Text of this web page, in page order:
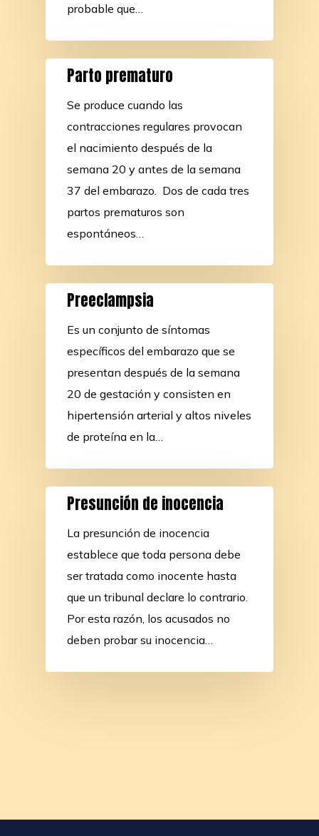
probable que…
Parto prematuro
Se produce cuando las
contracciones regulares provocan
el nacimiento después de la
semana 20 y antes de la semana
37 del embarazo. Dos de cada tres
partos prematuros son
espontáneos…
Preeclampsia
Es un conjunto de síntomas
específicos del embarazo que se
presentan después de la semana
20 de gestación y consisten en
hipertensión arterial y altos niveles
de proteína en la…
Presunción de inocencia
La presunción de inocencia
establece que toda persona debe
ser tratada como inocente hasta
que un tribunal declare lo contrario.
Por esta razón, los acusados no
deben probar su inocencia…